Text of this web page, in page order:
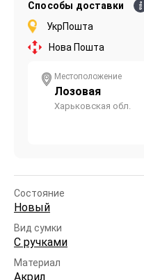
Способы доставки
УкрПошта
Нова Пошта
Местоположение
Лозовая
Харьковская обл.
Состояние
Новый
Вид сумки
С ручками
Материал
Акрил